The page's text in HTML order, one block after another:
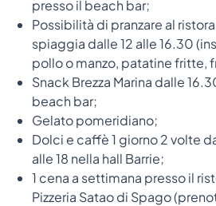
presso il beach bar;
Possibilità di pranzare al
spiaggia dalle 12 alle 16.30
pollo o manzo, patatine fritte,
Snack Brezza Marina dalle
beach bar;
Gelato pomeridiano;
Dolci e caffè 1 giorno 2 volte
alle 18 nella hall Barrie;
1 cena a settimana presso il
Pizzeria Satao di Spago